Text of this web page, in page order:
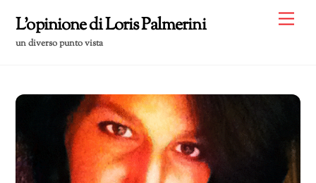
content
L'opinione di Loris Palmerini
un diverso punto vista